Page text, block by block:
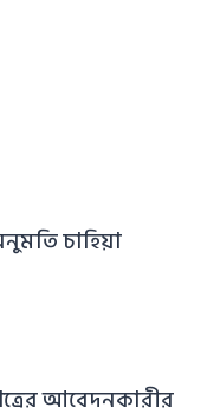
চাহিয়া
আবেদনকারীর